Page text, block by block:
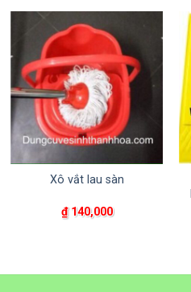
Xô vắt lau sàn
₫140,000